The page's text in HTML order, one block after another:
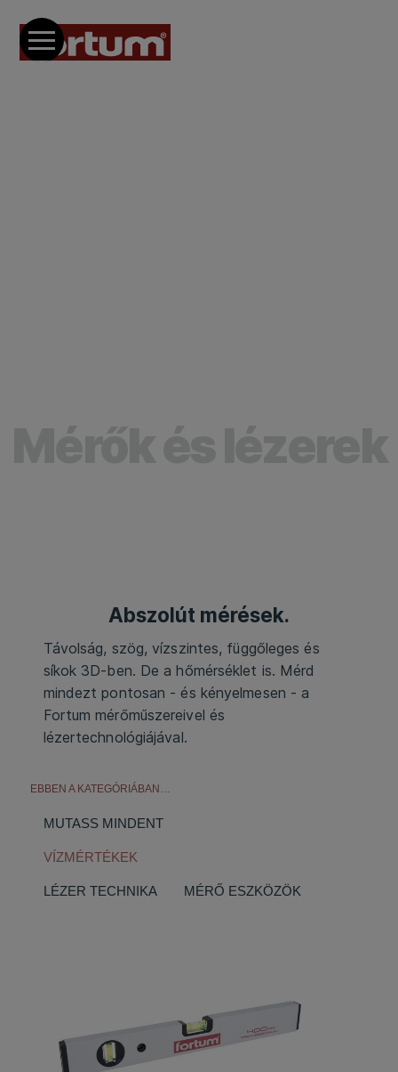
Abszolút mérések.
Távolság, szög, vízszintes, függőleges és
síkok 3D-ben. De a hőmérséklet is. Mérd
mindezt pontosan - és kényelmesen - a
Fortum mérőműszereivel és
lézertechnológiájával.
EBBEN A KATEGÓRIÁBAN…
MUTASS MINDENT
VÍZMÉRTÉKEK
LÉZER TECHNIKA MÉRŐ ESZKÖZÖK